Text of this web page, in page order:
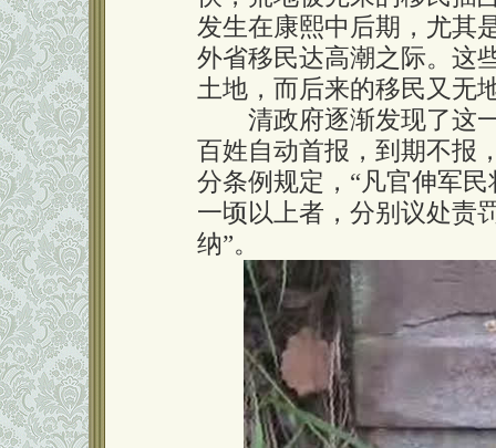
发生在康熙中后期，尤其
外省移民达高潮之际。这
土地，而后来的移民又无
清政府逐渐发现了这一
百姓自动首报，到期不报
分条例规定，“凡官伸军
一顷以上者，分别议处责
纳”。